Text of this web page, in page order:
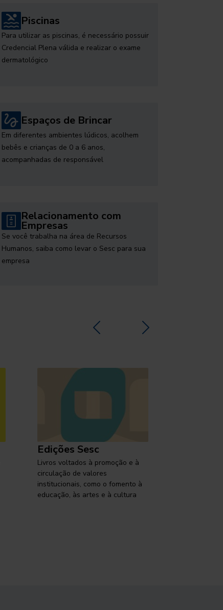
Piscinas
Para utilizar as piscinas, é necessário possuir
Credencial Plena válida e realizar o exame
dermatológico
Espaços de Brincar
Em diferentes ambientes lúdicos, acolhem
bebês e crianças de 0 a 6 anos,
acompanhadas de responsável
Relacionamento com
Empresas
Se você trabalha na área de Recursos
Humanos, saiba como levar o Sesc para sua
empresa
Edições Sesc
Livros voltados à promoção e à
circulação de valores
institucionais, como o fomento à
educação, às artes e à cultura